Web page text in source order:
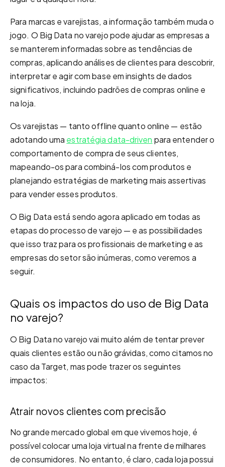
Para marcas e varejistas, a informação também muda o
jogo. O Big Data no varejo pode ajudar as empresas a
se manterem informadas sobre as tendências de
compras, aplicando análises de clientes para descobrir,
interpretar e agir com base em insights de dados
significativos, incluindo padrões de compras online e
na loja.
Os varejistas — tanto offline quanto online — estão
adotando uma estratégia data-driven para entender o
comportamento de compra de seus clientes,
mapeando-os para combiná-los com produtos e
planejando estratégias de marketing mais assertivas
para vender esses produtos.
O Big Data está sendo agora aplicado em todas as
etapas do processo de varejo — e as possibilidades
que isso traz para os profissionais de marketing e as
empresas do setor são inúmeras, como veremos a
seguir.
Quais os impactos do uso de Big Data
no varejo?
O Big Data no varejo vai muito além de tentar prever
quais clientes estão ou não grávidas, como citamos no
caso da Target, mas pode trazer os seguintes
impactos:
Atrair novos clientes com precisão
No grande mercado global em que vivemos hoje, é
possível colocar uma loja virtual na frente de milhares
de consumidores. No entanto, é claro, cada loja possui